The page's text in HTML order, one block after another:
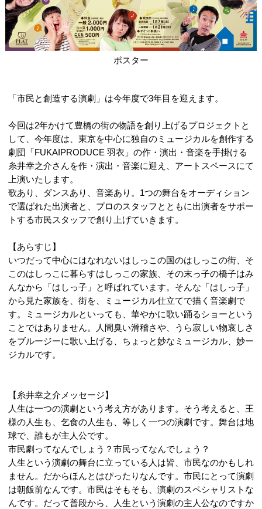
ポスター
「市民と創造する演劇」は今年度で3年目を迎えます。
今回は2年かけて豊橋の街の物語を創り上げるプロジェクトと
して、今年度は、東京を中心に独自のミュージカルを創作する
劇団「FUKAIPRODUCE 羽衣」の作・演出・音楽を手掛ける
糸井幸之介さんを作・演出・音楽に迎え、アートスペースにて
上演いたします。
歌あり、ダンスあり、音楽あり。1つの舞台をオーディション
で選ばれた出演者と、プロのスタッフとともに出演者をサポー
トする市民スタッフで創り上げていきます。
【あらすじ】
いつだって中心にはなれないはしっこの国のはしっこの街、そ
このはしっこに暮らすはしっこの家族、その末っ子の橋子はみ
んなから「はしっ子」と呼ばれています。そんな「はしっ子」
から見た家族を、街を、ミュージカル仕立てで描く音楽劇で
す。ミュージカルといっても、華やかに歌い踊るショーという
ことではありません。人間臭い滑稽さや、うら寂しい物哀しさ
をブルージーに歌い上げる、ちょっと妙なミュージカル、妙ー
ジカルです。
【糸井幸之介メッセージ】
人生は一つの演劇という考え方があります。そう考えると、王
様の人生も、乞食の人生も、等しく一つの演劇です。舞台は地
球で、誰もが主人公です。
市民劇ってなんでしょう？市民ってなんでしょう？
人生という演劇の舞台に立っている人は皆、市民なのかもしれ
ません。だからほんとはぴったりなんです。市民にとって演劇
は朝飯前なんです。市民はそもそも、演劇のスペシャリストな
んです。だって普段から、人生という演劇の主人公なのですか